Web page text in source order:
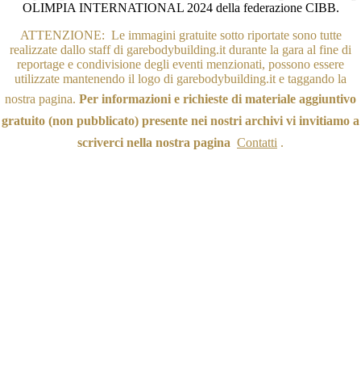
OLIMPIA INTERNATIONAL 2024 della federazione CIBB.
ATTENZIONE: Le immagini gratuite sotto riportate sono tutte
realizzate dallo staff di garebodybuilding.it durante la gara al fine di
reportage e condivisione degli eventi menzionati, possono essere
utilizzate mantenendo il logo di garebodybuilding.it e taggando la
nostra pagina. Per informazioni e richieste di materiale aggiuntivo
gratuito (non pubblicato) presente nei nostri archivi vi invitiamo a
scriverci nella nostra pagina Contatti .